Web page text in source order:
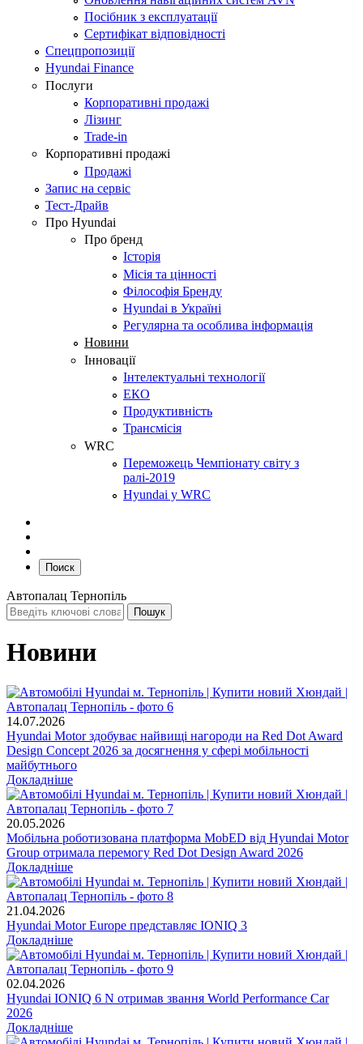
Посібник з експлуатації
Сертифікат відповідності
Спецпропозиції
Hyundai Finance
Послуги
Корпоративні продажі
Лізинг
Trade-in
Корпоративні продажі
Продажі
Запис на сервіс
Тест-Драйв
Про Hyundai
Про бренд
Історія
Місія та цінності
Філософія Бренду
Hyundai в Україні
Регулярна та особлива інформація
Новини
Інновації
Інтелектуальні технології
ЕКО
Продуктивність
Трансмісія
WRC
Переможець Чемпіонату світу з
ралі-2019
Hyundai у WRC
Поиск
Автопалац Тернопіль
Новини
14.07.2026
Hyundai Motor здобуває найвищі нагороди на Red Dot Award
Design Concept 2026 за досягнення у сфері мобільності
майбутнього
Докладніше
20.05.2026
Мобільна роботизована платформа MobED від Hyundai Motor
Group отримала перемогу Red Dot Design Award 2026
Докладніше
21.04.2026
Hyundai Motor Europe представляє IONIQ 3
Докладніше
02.04.2026
Hyundai IONIQ 6 N отримав звання World Performance Car
2026
Докладніше